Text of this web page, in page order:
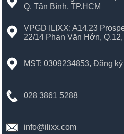
Q. Tân Bình, TP.HCM
VPGD ILIXX: A14.23
22/14 Phan Văn Hớn, Q.12,
MST: 0309234853, Đăng
028 3861 5288
info@ilixx.com